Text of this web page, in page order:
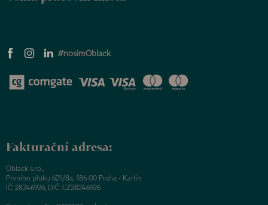
#nosimOblack
Fakturační adresa:
Oblack s.r.o.,
Prvního pluku 621/8a, 186 00 Praha - Karlín
IČ: 28246926, DIČ: CZ28246926